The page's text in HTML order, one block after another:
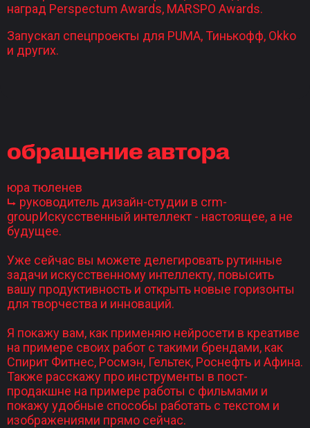
наград Perspectum Awards, MARSPO Awards.
Запускал спецпроекты для PUMA, Тинькофф, Okko
и других.
обращение автора
юра тюленев
⮡ руководитель дизайн-студии в crm-
groupИскусственный интеллект - настоящее, а не
будущее.
Уже сейчас вы можете делегировать рутинные
задачи искусственному интеллекту, повысить
вашу продуктивность и открыть новые горизонты
для творчества и инноваций.
Я покажу вам, как применяю нейросети в креативе
на примере своих работ с такими брендами, как
Спирит Фитнес, Росмэн, Гельтек, Роснефть и Афина.
Также расскажу про инструменты в пост-
продакшне на примере работы с фильмами и
покажу удобные способы работать с текстом и
изображениями прямо сейчас.